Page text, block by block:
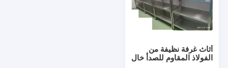
أثاث غرفة نظيفة من
الفولاذ المقاوم للصدأ خال